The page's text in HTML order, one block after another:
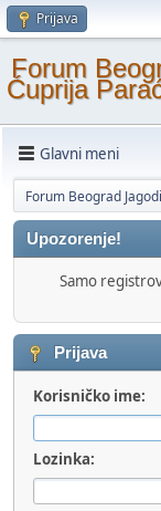
Prijava
Forum
Ćuprija
Glavni meni
Forum Beograd
Upozorenje!
Samo
Prijava
Korisničko ime:
Lozinka: